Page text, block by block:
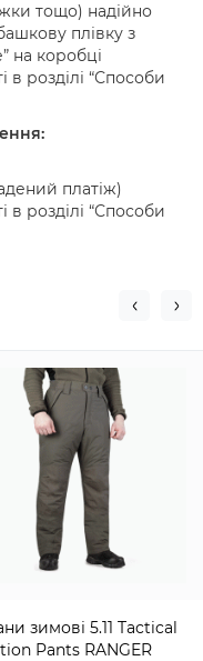
тощо) надійно
плівку з
на коробці
в розділі “Способи
платіж)
в розділі “Способи
зимові 5.11 Tactical
Pants RANGER